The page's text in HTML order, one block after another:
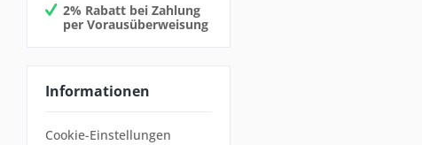
2% Rabatt bei Zahlung
per Vorausüberweisung
Informationen
Cookie-Einstellungen